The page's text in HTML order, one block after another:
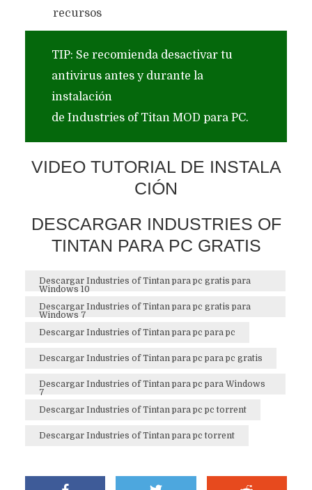
recursos
TIP: Se recomienda desactivar tu
antivirus antes y durante la
instalación
de Industries of Titan MOD para PC.
VIDEO TUTORIAL DE INSTALA
CIÓN
DESCARGAR INDUSTRIES OF
TINTAN PARA PC GRATIS
Descargar Industries of Tintan para pc gratis para
Windows 10
Descargar Industries of Tintan para pc gratis para
Windows 7
Descargar Industries of Tintan para pc para pc
Descargar Industries of Tintan para pc para pc gratis
Descargar Industries of Tintan para pc para Windows
7
Descargar Industries of Tintan para pc pc torrent
Descargar Industries of Tintan para pc torrent